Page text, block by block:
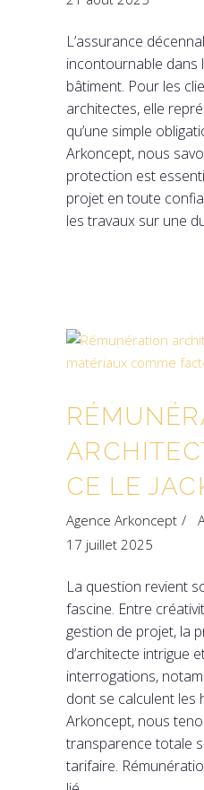
L’assurance
incontournable dans
bâtiment. Pour les
architectes, elle
qu’une simple
Arkoncept, nous
protection est
projet en toute
les travaux sur une
CE LE
Agence Arkoncept
17 juillet 2025
La question revient
fascine. Entre
gestion de projet, la
d’architecte intrigue
interrogations,
dont se calculent les
Arkoncept, nous
transparence totale
tarifaire.